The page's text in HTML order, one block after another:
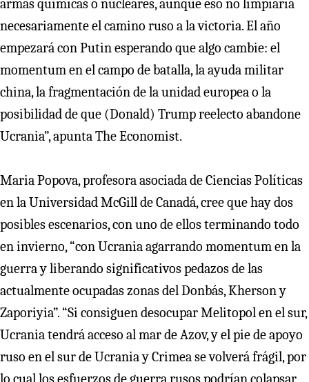
armas químicas o nucleares, aunque eso no limpiaría
necesariamente el camino ruso a la victoria. El año
empezará con Putin esperando que algo cambie: el
momentum en el campo de batalla, la ayuda militar
china, la fragmentación de la unidad europea o la
posibilidad de que (Donald) Trump reelecto abandone
Ucrania”, apunta The Economist.
Maria Popova, profesora asociada de Ciencias Políticas
en la Universidad McGill de Canadá, cree que hay dos
posibles escenarios, con uno de ellos terminando todo
en invierno, “con Ucrania agarrando momentum en la
guerra y liberando significativos pedazos de las
actualmente ocupadas zonas del Donbás, Kherson y
Zaporiyia”. “Si consiguen desocupar Melitopol en el sur,
Ucrania tendrá acceso al mar de Azov, y el pie de apoyo
ruso en el sur de Ucrania y Crimea se volverá frágil, por